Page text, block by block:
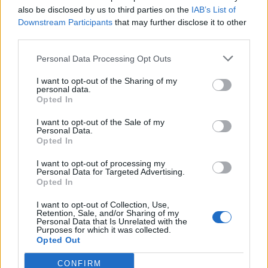
also be disclosed by us to third parties on the IAB’s List of
Downstream Participants that may further disclose it to other
Personal Data Processing Opt Outs
I want to opt-out of the Sharing of my
personal data.
Opted In
I want to opt-out of the Sale of my
Personal Data.
Opted In
I want to opt-out of processing my
Personal Data for Targeted Advertising.
Opted In
I want to opt-out of Collection, Use,
Retention, Sale, and/or Sharing of my
Personal Data that Is Unrelated with the
Purposes for which it was collected.
Opted Out
CONFIRM
ουρανός» του Μιχάλη που τόσοι αγάπησαν
08/08/2026 09:05